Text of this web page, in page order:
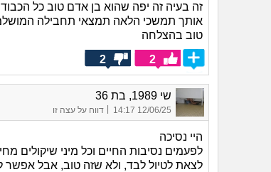
זה בעיה זה יפה שהוא בן אדם טוב כל
אותך תמשכי הלאה תמצאי תחבילה
טוב בהצלחה
2
2
שי 1989, בת 36
12/06/25 14:17
| דווח על עצה זו
היי נסיכה
לפעמים נסיבות החיים וכל מיני שיקולים
לצאת לטיול לבד, ולא שזה טוב, אבל